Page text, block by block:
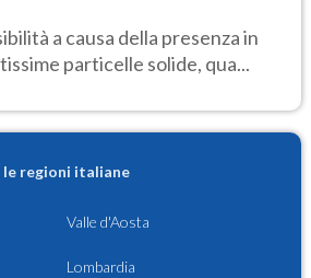
a causa della presenza in
particelle solide, qua...
le regioni italiane
Valle d'Aosta
Lombardia